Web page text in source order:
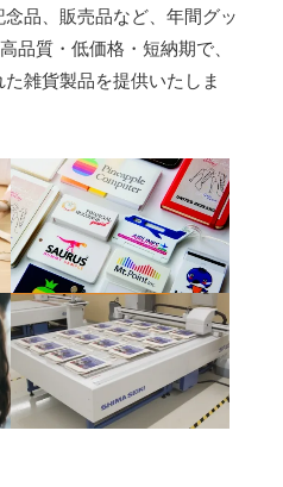
品、販売品など、年間グッ
品質・低価格・短納期で、
雑貨製品を提供いたしま